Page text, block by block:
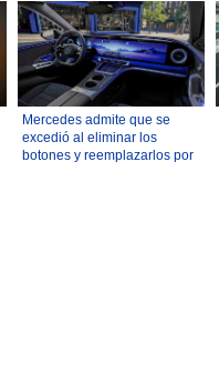
Mercedes admite que se
excedió al eliminar los
botones y reemplazarlos por